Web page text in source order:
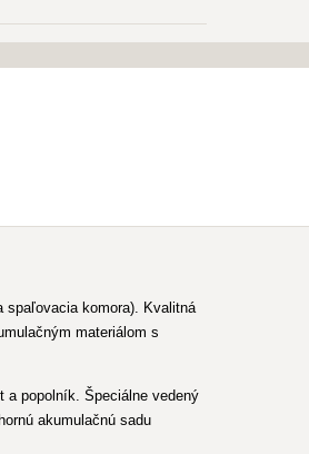
spaľovacia komora). Kvalitná
materiálom s
a popolník. Špeciálne vedený
akumulačnú sadu